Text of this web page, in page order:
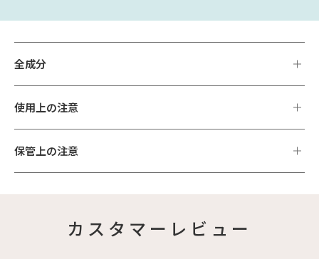
全成分
使用上の注意
保管上の注意
カスタマーレビュー